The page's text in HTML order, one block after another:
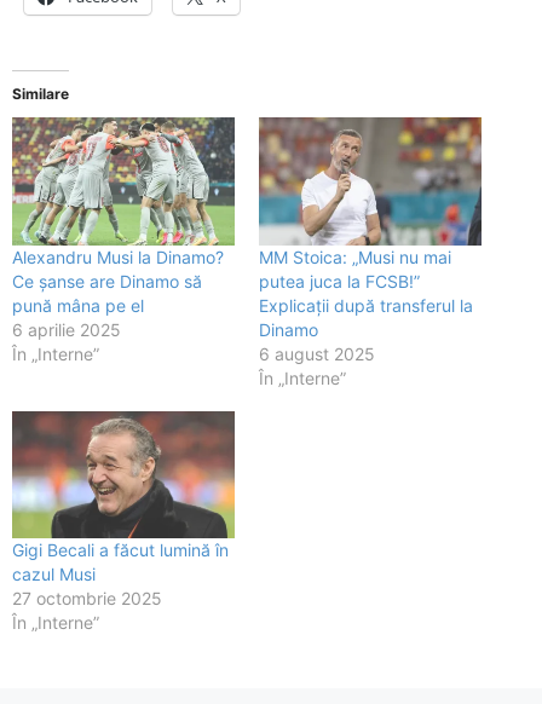
Similare
Alexandru Musi la Dinamo?
Ce șanse are Dinamo să
pună mâna pe el
6 aprilie 2025
În „Interne”
MM Stoica: „Musi nu mai
putea juca la FCSB!”
Explicații după transferul la
Dinamo
6 august 2025
În „Interne”
Gigi Becali a făcut lumină în
cazul Musi
27 octombrie 2025
În „Interne”